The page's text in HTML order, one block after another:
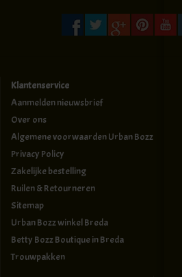
Klantenservice
Aanmelden nieuwsbrief
Over ons
Algemene voorwaarden Urban Bozz
Privacy Policy
Zakelijke bestelling
Ruilen & Retourneren
Sitemap
Urban Bozz winkel Breda
Betty Bozz Boutique in Breda
Trouwpakken